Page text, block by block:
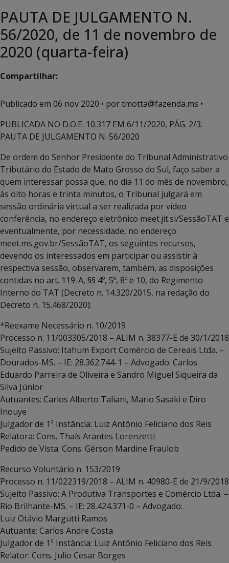
PAUTA DE JULGAMENTO N.
56/2020, de 11 de novembro de
2020 (quarta-feira)
Compartilhar:
Publicado em 06 nov 2020 • por tmotta@fazenda.ms •
PUBLICADA NO D.O.E. 10.317 EM 6/11/2020, PÁG. 2/3.
PAUTA DE JULGAMENTO N. 56/2020
De ordem do Senhor Presidente do Tribunal Administrativo
Tributário do Estado de Mato Grosso do Sul, faço saber a
quem interessar possa que, no dia 11 do mês de novembro,
às oito horas e trinta minutos, o Tribunal julgará em
sessão ordinária virtual a ser realizada por vídeo
conferência, no endereço eletrônico meet.jit.si/SessãoTAT e
eventualmente, por necessidade, no endereço
meet.ms.gov.br/SessãoTAT, os seguintes recursos,
devendo os interessados em participar ou assistir à
respectiva sessão, observarem, também, as disposições
contidas no art. 119-A, §§ 4º, 5º, 8º e 10, do Regimento
Interno do TAT (Decreto n. 14.320/2015, na redação do
Decreto n. 15.468/2020):
*Reexame Necessário n. 10/2019
Processo n. 11/003305/2018 – ALIM n. 38377-E de 30/1/2018
Sujeito Passivo: Itahum Export Comércio de Cereais Ltda. –
Dourados-MS. – IE: 28.362.744-1 – Advogado: Carlos
Eduardo Parreira de Oliveira e Sandro Miguel Siqueira da
Silva Júnior
Autuantes: Carlos Alberto Taliani, Mario Sasaki e Diro
Inouye
Julgador de 1ª Instância: Luiz Antônio Feliciano dos Reis
Relatora: Cons. Thaís Arantes Lorenzetti
Pedido de Vista: Cons. Gérson Mardine Fraulob
Recurso Voluntário n. 153/2019
Processo n. 11/022319/2018 – ALIM n. 40980-E de 21/9/2018
Sujeito Passivo: A Produtiva Transportes e Comércio Ltda. –
Rio Brilhante-MS. – IE: 28.424.371-0 – Advogado:
Luiz Otávio Margutti Ramos
Autuante: Carlos Andre Costa
Julgador de 1ª Instância: Luiz Antônio Feliciano dos Reis
Relator: Cons. Julio Cesar Borges